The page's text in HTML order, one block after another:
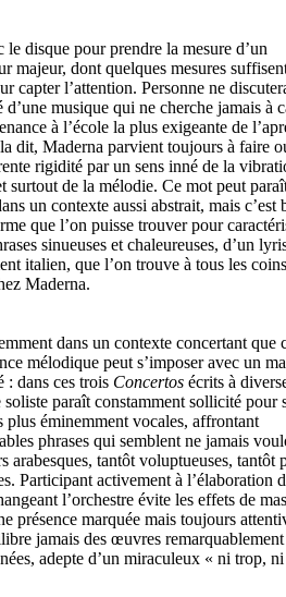
le disque pour prendre la mesure d’un
majeur, dont quelques mesures
capter l’attention. Personne ne
d’une musique qui ne cherche jamais à
à l’école la plus exigeante de
dit, Maderna parvient toujours à faire
rigidité par un sens inné de la
surtout de la mélodie. Ce mot peut
un contexte aussi abstrait, mais c’est
que l’on puisse trouver pour
sinueuses et chaleureuses, d’un
italien, que l’on trouve à tous les
Maderna.
dans un contexte concertant que
mélodique peut s’imposer avec un
: dans ces trois Concertos écrits à
soliste paraît constamment sollicité pour
plus éminemment vocales, affrontant
phrases qui semblent ne jamais
arabesques, tantôt voluptueuses, tantôt
Participant activement à l’élaboration
l’orchestre évite les effets de
présence marquée mais toujours
jamais des œuvres remarquablement
adepte d’un miraculeux « ni trop,